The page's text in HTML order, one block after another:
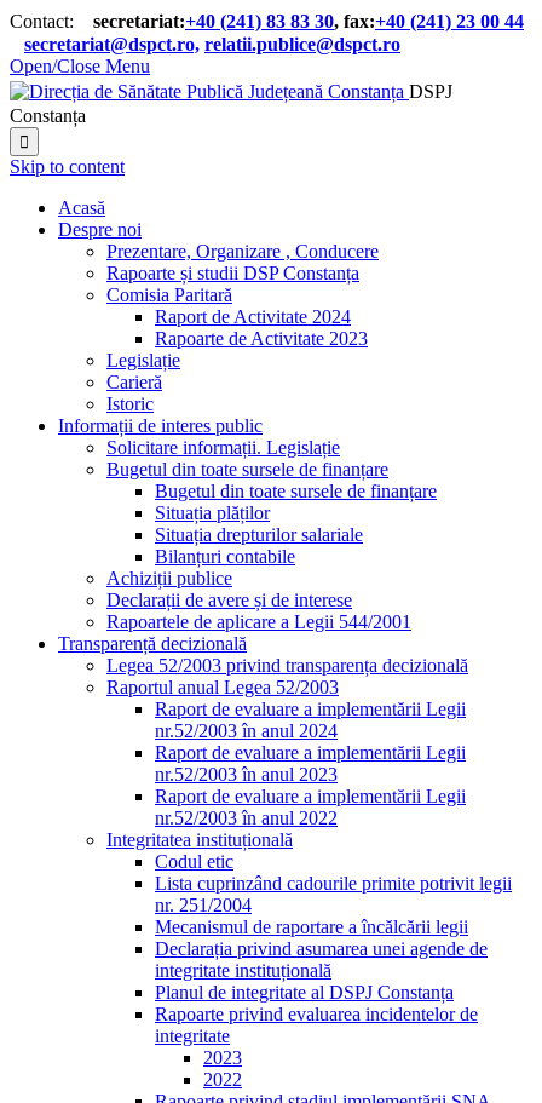
Contact: secretariat:+40 (241) 83 83 30, fax:+40 (241) 23 00 44
secretariat@dspct.ro, relatii.publice@dspct.ro
Open/Close Menu
DSPJ
Constanța

Skip to content
Acasă
Despre noi
Prezentare, Organizare , Conducere
Rapoarte și studii DSP Constanța
Comisia Paritară
Raport de Activitate 2024
Rapoarte de Activitate 2023
Legislație
Carieră
Istoric
Informații de interes public
Solicitare informații. Legislație
Bugetul din toate sursele de finanțare
Bugetul din toate sursele de finanțare
Situația plăților
Situația drepturilor salariale
Bilanțuri contabile
Achiziții publice
Declarații de avere și de interese
Rapoartele de aplicare a Legii 544/2001
Transparență decizională
Legea 52/2003 privind transparența decizională
Raportul anual Legea 52/2003
Raport de evaluare a implementării Legii
nr.52/2003 în anul 2024
Raport de evaluare a implementării Legii
nr.52/2003 în anul 2023
Raport de evaluare a implementării Legii
nr.52/2003 în anul 2022
Integritatea instituțională
Codul etic
Lista cuprinzând cadourile primite potrivit legii
nr. 251/2004
Mecanismul de raportare a încălcării legii
Declarația privind asumarea unei agende de
integritate instituțională
Planul de integritate al DSPJ Constanța
Rapoarte privind evaluarea incidentelor de
integritate
2023
2022